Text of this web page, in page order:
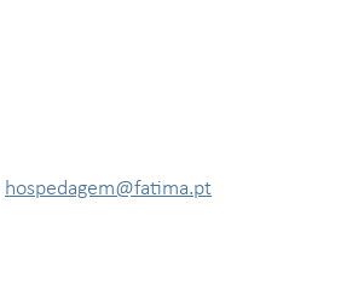
hospedagem@fatima.pt